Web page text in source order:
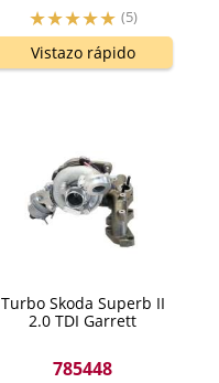
(5)
Vistazo rápido
Turbo Skoda Superb II
2.0 TDI Garrett
785448